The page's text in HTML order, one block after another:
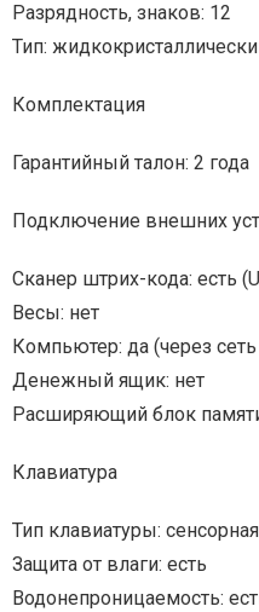
Разрядность, знаков: 12
Тип:
Комплектация
Гарантийный талон: 2 года
Подключение внешних
Сканер штрих-кода: есть
Весы: нет
Компьютер: да (через
Денежный ящик: нет
Расширяющий блок
Клавиатура
Тип клавиатуры: сенсорная
Защита от влаги: есть
Водонепроницаемость: